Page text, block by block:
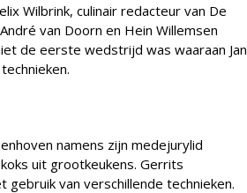
Wilbrink, culinair redacteur van De
van Doorn en Hein Willemsen
de eerste wedstrijd was waaraan Jan
namens zijn medejurylid
uit grootkeukens. Gerrits
van verschillende technieken.